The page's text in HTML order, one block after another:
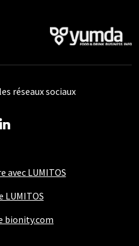
avec LUMITOS
LUMITOS
bionity.com
réseaux sociaux